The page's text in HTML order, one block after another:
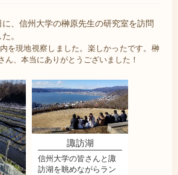
、信州大学の榊原先生の研究室を訪問
。
を現地視察しました。楽しかったです。榊
ん、本当にありがとうございました！
諏訪湖
信州大学の皆さんと諏
訪湖を眺めながらラン